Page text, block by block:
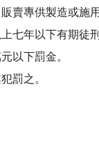
賣專供製造或施
七年以下有期徒
以下罰金。
罰之。